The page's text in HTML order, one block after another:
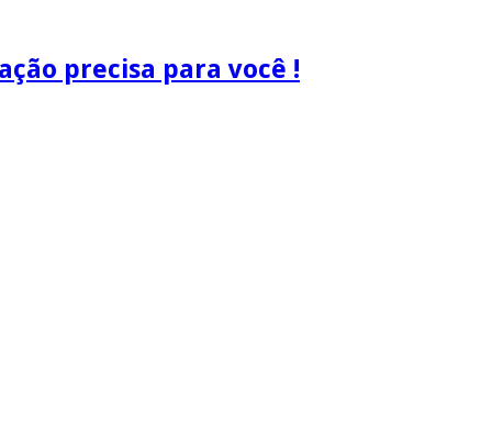
precisa para você !